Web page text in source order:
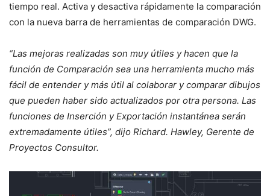
tiempo real. Activa y desactiva rápidamente la comparación
con la nueva barra de herramientas de comparación DWG.
“Las mejoras realizadas son muy útiles y hacen que la
función de Comparación sea una herramienta mucho más
fácil de entender y más útil al colaborar y comparar dibujos
que pueden haber sido actualizados por otra persona. Las
funciones de Inserción y Exportación instantánea serán
extremadamente útiles”, dijo Richard. Hawley, Gerente de
Proyectos Consultor.